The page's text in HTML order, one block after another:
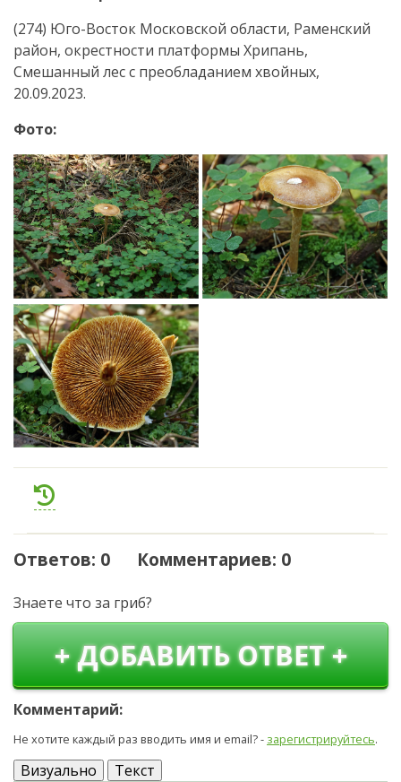
(274) Юго-Восток Московской области, Раменский
район, окрестности платформы Хрипань,
Смешанный лес с преобладанием хвойных,
20.09.2023.
Фото:
Ответов: 0 Комментариев: 0
Знаете что за гриб?
+ ДОБАВИТЬ ОТВЕТ +
Комментарий:
Не хотите каждый раз вводить имя и email? - зарегистрируйтесь.
Визуально Текст